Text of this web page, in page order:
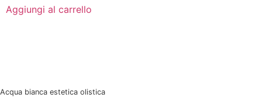
Aggiungi al carrello
Acqua bianca estetica olistica